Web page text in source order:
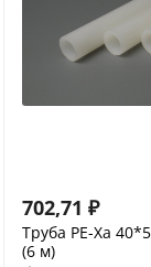
702,71 ₽
Труба PE-Xa
(6 м)